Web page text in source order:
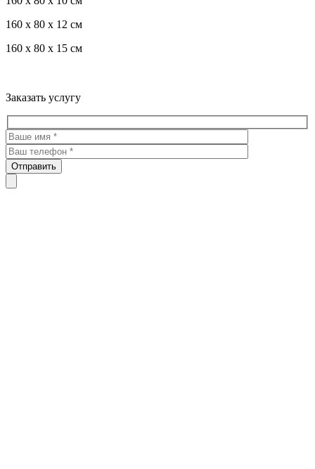
160 x 80 x 12 см
160 x 80 x 15 см
Заказать услугу